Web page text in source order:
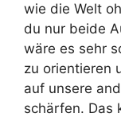
wie die Welt
du nur beide
wäre es sehr
zu orientieren
auf unsere
schärfen. Das